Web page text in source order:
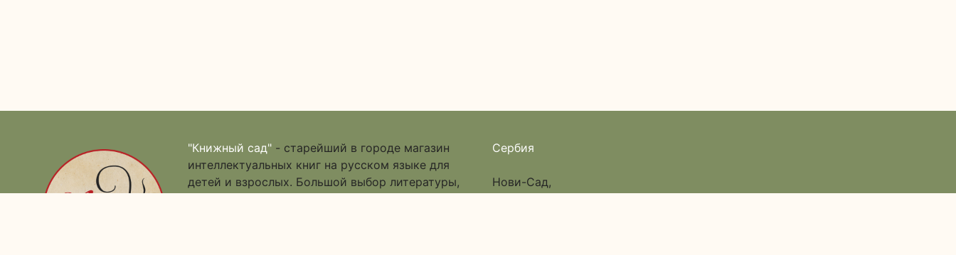
"Книжный сад" - старейший в городе магазин
интеллектуальных книг на русском языке для
детей и взрослых. Большой выбор литературы,
Сербия
Нови-Сад,